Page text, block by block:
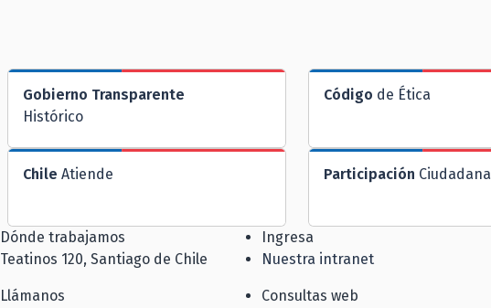
Gobierno Transparente
Histórico
Código de Ética
Chile Atiende Participación Ciudadana
Dónde trabajamos
Teatinos 120, Santiago de Chile
Llámanos
Ingresa
Nuestra intranet
Consultas web